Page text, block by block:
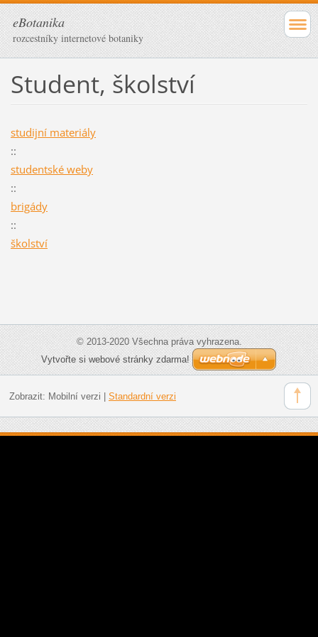
eBotanika
rozcestníky internetové botaniky
Student, školství
studijní materiály
::
studentské weby
::
brigády
::
školství
© 2013-2020 Všechna práva vyhrazena.
Vytvořte si webové stránky zdarma!
Zobrazit: Mobilní verzi Standardní verzi